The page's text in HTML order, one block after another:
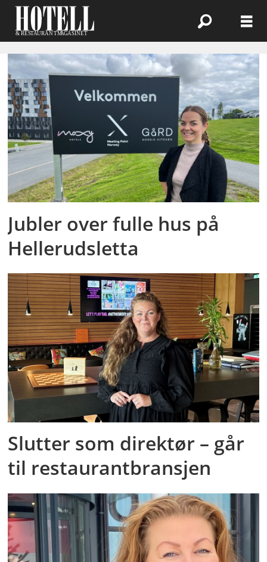
Emne:
stine
engen
Jubler over fulle hus på
Hellerudsletta
Slutter som direktør – går
til restaurantbransjen